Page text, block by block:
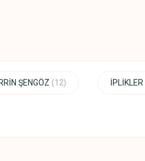
ŞENGÖZ (12) İPLİKLER